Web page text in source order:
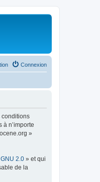
Connexion
conditions
n’importe
»
2.0 » et qui
de la